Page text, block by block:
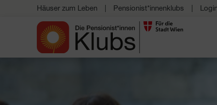
Häuser zum Leben Pensionist*innenklubs